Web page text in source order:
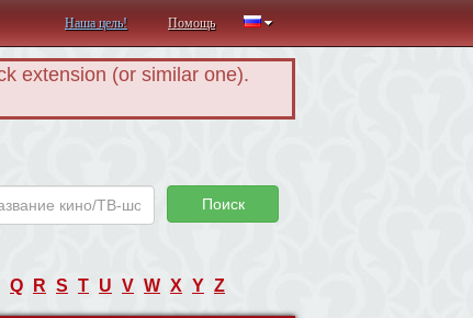
Наша цель! Помощь
extension (or similar one).
Поиск
Q R S T U V W X Y Z